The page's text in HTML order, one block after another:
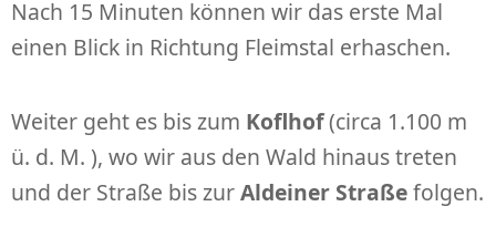
Nach 15 Minuten können wir das erste Mal
einen Blick in Richtung Fleimstal erhaschen.
Weiter geht es bis zum Koflhof(circa 1.100 m
ü. d. M. ), wo wir aus den Wald hinaus treten
und der Straße bis zurAldeiner Straßefolgen.